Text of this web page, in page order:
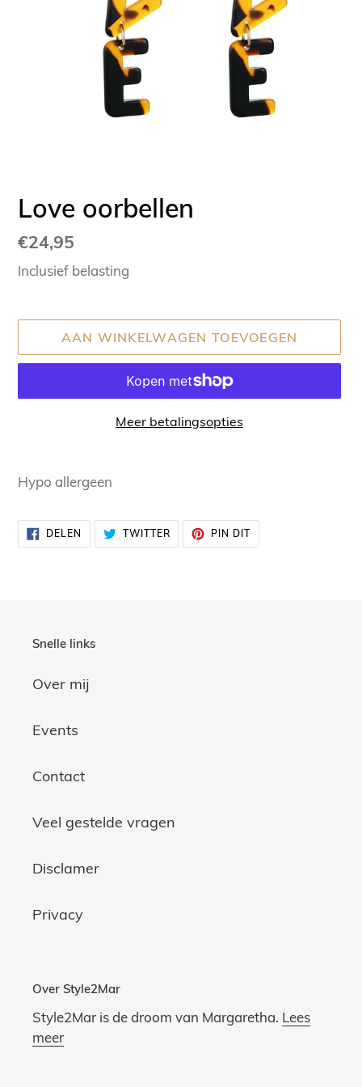
Love oorbellen
Normale
prijs
€24,95
Inclusief belasting
AAN WINKELWAGEN TOEVOEGEN
Meer betalingsopties
toegevoegen
uw
winkelwagen
Hypo allergeen
DELEN
DELEN
FACEBOOK
TWITTERTWITTEREN
OP
TWITTER
PIN DITPINNEN
PINTEREST
Snelle links
Over mij
Events
Contact
Veel gestelde vragen
Disclamer
Privacy
Over Style2Mar
Style2Mar is de droom van Margaretha. Lees
meer